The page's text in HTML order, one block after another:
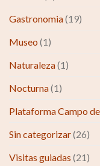
Gastronomia(19)
Museo (1)
Naturaleza(1)
Nocturna(1)
Plataforma Campo
Sin categorizar(26)
Visitas guiadas (21)